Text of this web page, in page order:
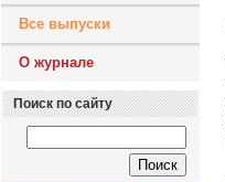
Все выпуски
О журнале
Поиск по сайту